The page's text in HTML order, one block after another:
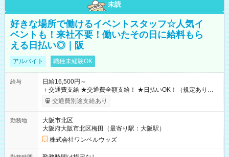
未読
好きな場所で働けるイベントスタッフ☆人気イ
ベントも！来社不要！働いたその日に給料もら
える日払い◎｜阪
アルバイト 職種未経験OK
給与
日給16,500円～
＋交通費支給 ★交通費全額支給！ ★日払いOK！（規定あり） ┗
働いたその日に現金GET♪ お仕事後はコンビニATMから 日払
交通費別途支給あり
勤務地
大阪市北区
大阪府大阪市北区梅田（最寄り駅：大阪駅）
株式会社ワンベルウッズ